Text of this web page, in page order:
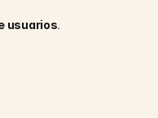
usuarios.